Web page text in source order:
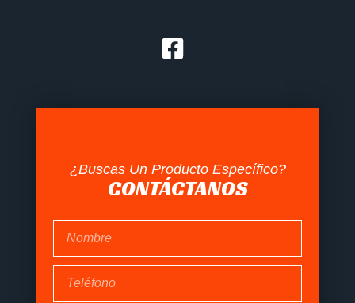
¿Buscas Un Producto Específico?
CONTÁCTANOS